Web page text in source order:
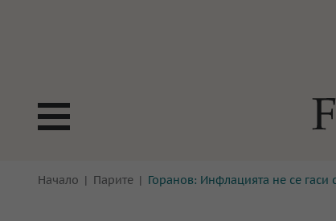
БОРСИ
Начало Парите Горанов: Инфлацията не се